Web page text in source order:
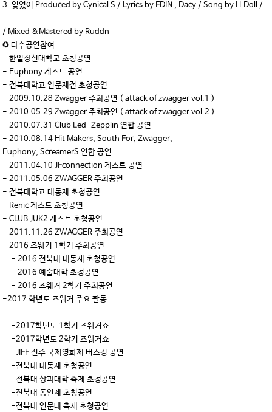
3. 잊었어 Produced by Cynical S / Lyrics by FDIN , Dacy / Song by H.Doll /
/ Mixed &Mastered by Ruddn
✪ 다수공연참여
- 한일장신대학교 초청공연
- Euphony 게스트 공연
- 전북대학교 인문제전 초청공연
- 2009.10.28 Zwagger 주최공연 ( attack of zwagger vol.1 )
- 2010.05.29 Zwagger 주최공연 ( attack of zwagger vol.2 )
- 2010.07.31 Club Led-Zepplin 연합 공연
- 2010.08.14 Hit Makers, South For, Zwagger,
Euphony, ScreamerS 연합 공연
- 2011.04.10 JFconnection 게스트 공연
- 2011.05.06 ZWAGGER 주최공연
- 전북대학교 대동제 초청공연
- Renic 게스트 초청공연
- CLUB JUK2 게스트 초청공연
- 2011.11.26 ZWAGGER 주최공연
- 2016 즈웨거 1학기 주최공연
- 2016 전북대 대동제 초청공연
- 2016 예술대학 초청공연
- 2016 즈웨거 2학기 주최공연
-2017 학년도 즈웨거 주요 활동
-2017학년도 1학기 즈웨거쇼
-2017학년도 2학기 즈웨거쇼
-JIFF 전주 국제영화제 버스킹 공연
-전북대 대동제 초청공연
-전북대 상과대학 축제 초청공연
-전북대 동인제 초청공연
-전북대 인문대 축제 초청공연